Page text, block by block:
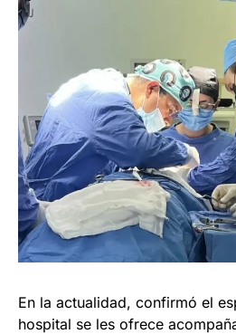
En la actualidad, confirmó el
hospital se les ofrece